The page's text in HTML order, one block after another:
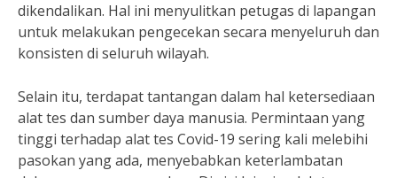
dikendalikan. Hal ini menyulitkan petugas di lapangan
untuk melakukan pengecekan secara menyeluruh dan
konsisten di seluruh wilayah.
Selain itu, terdapat tantangan dalam hal ketersediaan
alat tes dan sumber daya manusia. Permintaan yang
tinggi terhadap alat tes Covid-19 sering kali melebihi
pasokan yang ada, menyebabkan keterlambatan